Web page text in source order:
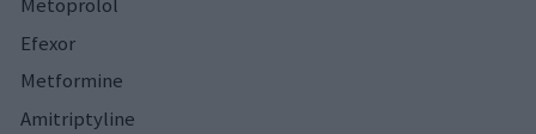
Efexor
Metformine
Amitriptyline